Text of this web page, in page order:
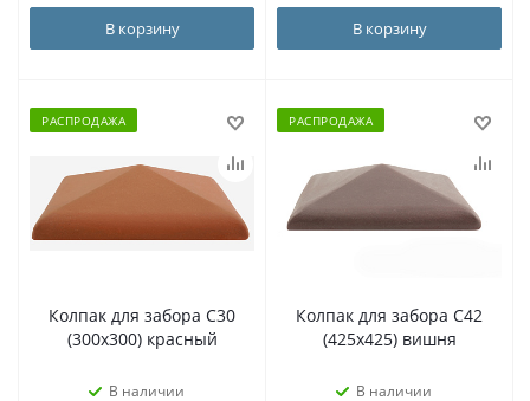
В корзину В корзину
РАСПРОДАЖА
Колпак для забора С30
(300х300) красный
В наличии
РАСПРОДАЖА
Колпак для забора С42
(425х425) вишня
В наличии